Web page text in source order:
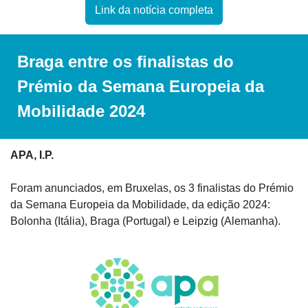
Link da notícia completa
Braga entre os finalistas do
Prémio da Semana Europeia da
Mobilidade 2024
APA, I.P.
Foram anunciados, em Bruxelas, os 3 finalistas do Prémio
da Semana Europeia da Mobilidade, da edição 2024:
Bolonha (Itália), Braga (Portugal) e Leipzig (Alemanha).